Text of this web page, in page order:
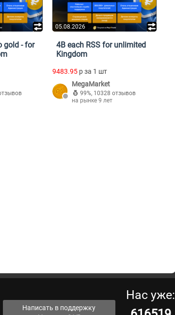
gold - for
05.08.2026
4B each RSS for unlimited
Kingdom
9483.95 p за 1 шт
MegaMarket
99%, 10328 отзывов
на рынке 9 лет
Написать в поддержку
Нас уже: